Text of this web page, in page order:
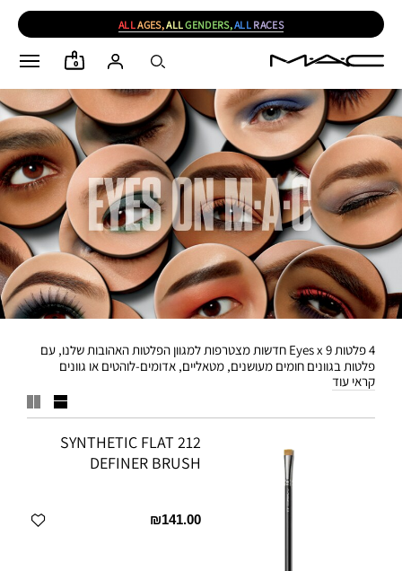
ALLAGES,ALLGENDERS,ALL RACES
0
4 פלטות Eyes x 9 חדשות מצטרפות למגוון הפלטות האהובות שלנו, עם
פלטות בגוונים חומים מעושנים, מטאליים, אדומים-לוהטים או גוונים
מציעה גוונים טבעיים אייקוניים והיא מושלמת ליצירת מראה קלאסי. מגוון
הגימורים נע ממאט, דרך סאטן ועד מבריק. בנוסף, פלטות Eyes x 9
קראי עוד
212 SYNTHETIC FLAT
DEFINER BRUSH
₪141.00